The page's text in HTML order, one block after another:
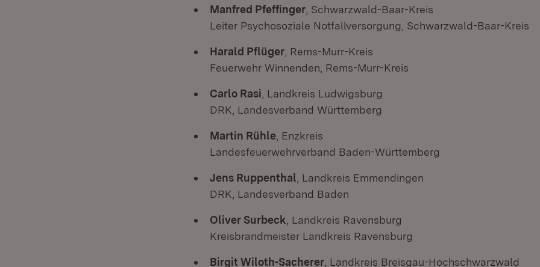
Manfred Pfeffinger , Schwarzwald-Baar-Kreis
Leiter Psychosoziale Notfallversorgung, Schwarzwald-Baar-Kreis
Harald Pflüger , Rems-Murr-Kreis
Feuerwehr Winnenden, Rems-Murr-Kreis
Carlo Rasi , Landkreis Ludwigsburg
DRK, Landesverband Württemberg
Martin Rühle , Enzkreis
Landesfeuerwehrverband Baden-Württemberg
Jens Ruppenthal , Landkreis Emmendingen
DRK, Landesverband Baden
Oliver Surbeck , Landkreis Ravensburg
Kreisbrandmeister Landkreis Ravensburg
Birgit Wiloth-Sacherer , Landkreis Breisgau-Hochschwarzwald